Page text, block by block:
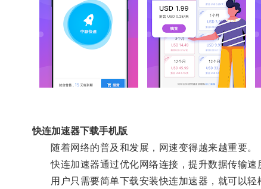
快连加速器下载手机版
随着网络的普及和发展，网速变得越来越重要。
快连加速器通过优化网络连接，提升数据传输速
用户只需要简单下载安装快连加速器，就可以轻